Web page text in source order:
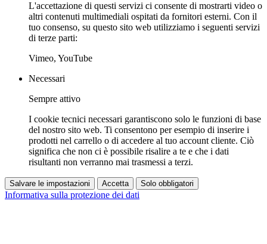
L'accettazione di questi servizi ci consente di mostrarti video o
altri contenuti multimediali ospitati da fornitori esterni. Con il
tuo consenso, su questo sito web utilizziamo i seguenti servizi
di terze parti:
Vimeo, YouTube
Necessari
Sempre attivo
I cookie tecnici necessari garantiscono solo le funzioni di base
del nostro sito web. Ti consentono per esempio di inserire i
prodotti nel carrello o di accedere al tuo account cliente. Ciò
significa che non ci è possibile risalire a te e che i dati
risultanti non verranno mai trasmessi a terzi.
Salvare le impostazioni Accetta Solo obbligatori
Informativa sulla protezione dei dati